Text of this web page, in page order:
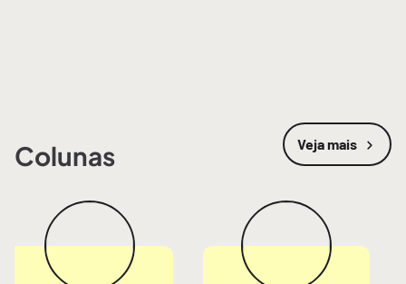
Colunas Veja mais